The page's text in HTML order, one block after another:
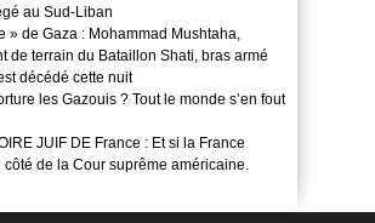
au Sud-Liban
» de Gaza : Mohammad Mushtaha,
de terrain du Bataillon Shati, bras armé
décédé cette nuit
les Gazouis ? Tout le monde s’en fout
JUIF DE France : Et si la France
de la Cour suprême américaine.